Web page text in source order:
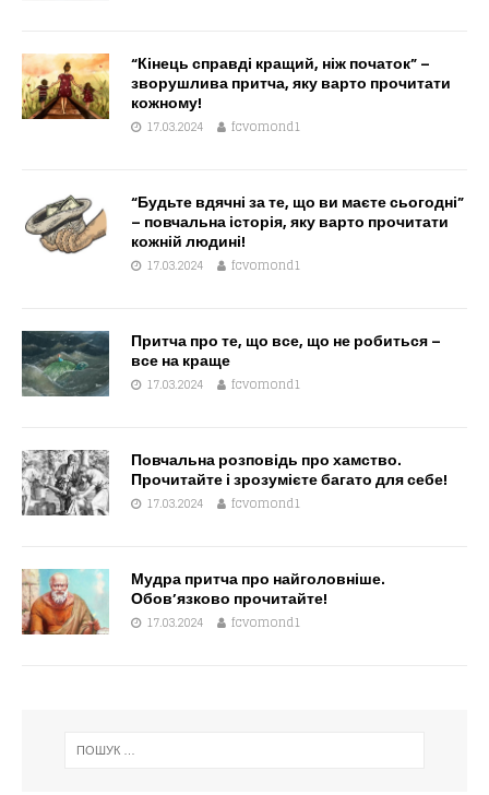
“Кінець справді кращий, ніж початок” –
зворушлива притча, яку варто прочитати
кожному!
17.03.2024 fcvomond1
“Будьте вдячні за те, що ви маєте сьогодні”
– повчальна історія, яку варто прочитати
кожній людині!
17.03.2024 fcvomond1
Притча про те, що все, що не робиться –
все на краще
17.03.2024 fcvomond1
Повчальна розповідь про хамство.
Прочитайте і зрозумієте багато для себе!
17.03.2024 fcvomond1
Мудра притча про найголовніше.
Обов’язково прочитайте!
17.03.2024 fcvomond1